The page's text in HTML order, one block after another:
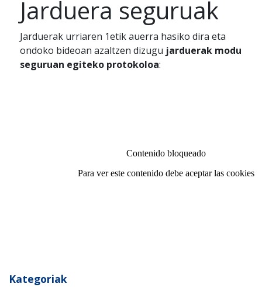
Jarduera seguruak
Jarduerak urriaren 1etik auerra hasiko dira eta
ondoko bideoan azaltzen dizugu jarduerak modu
seguruan egiteko protokoloa:
Kategoriak